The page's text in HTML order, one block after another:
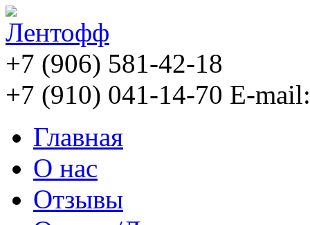
+7 (906) 581-42-18
+7 (910) 041-14-70 E-
Главная
О нас
Отзывы